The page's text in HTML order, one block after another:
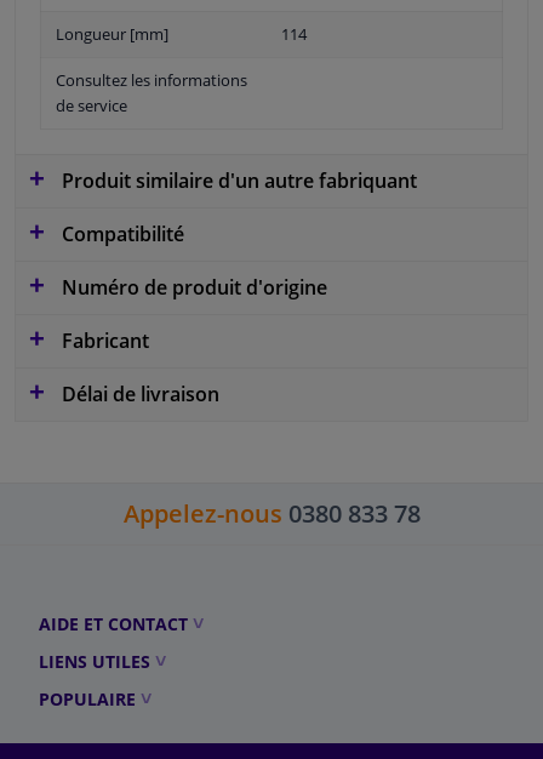
Longueur [mm] 114
Consultez les informations
de service
Produit similaire d'un autre fabriquant
Compatibilité
Numéro de produit d'origine
Fabricant
Délai de livraison
Appelez-nous 0380 833 78
AIDE ET CONTACT
LIENS UTILES
POPULAIRE